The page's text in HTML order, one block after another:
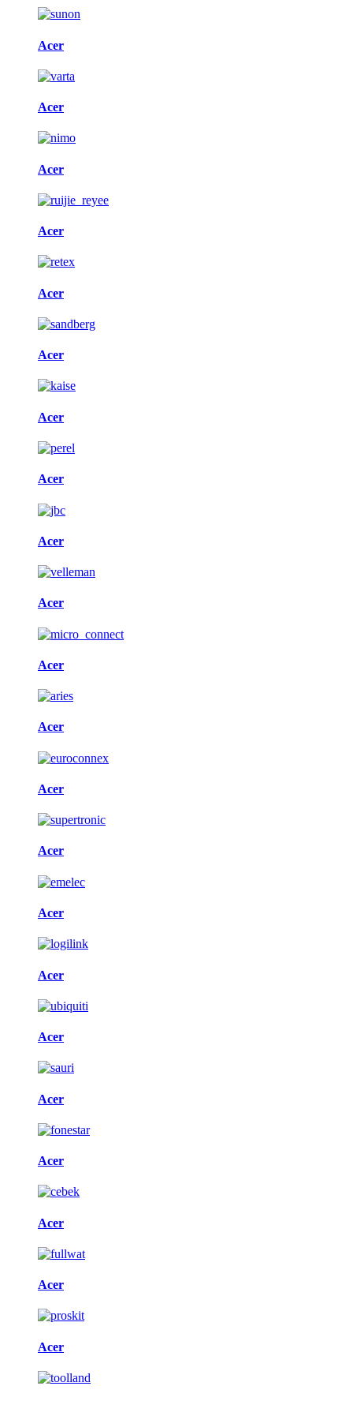
Acer
Acer
Acer
Acer
Acer
Acer
Acer
Acer
Acer
Acer
Acer
Acer
Acer
Acer
Acer
Acer
Acer
Acer
Acer
Acer
Acer
Acer